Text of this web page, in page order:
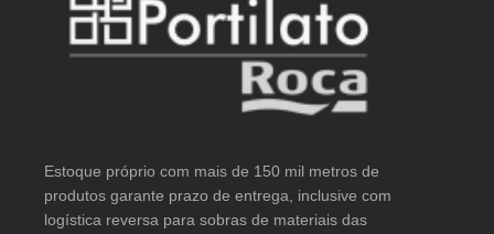
Estoque próprio com mais de 150 mil metros de
produtos garante prazo de entrega, inclusive com
logística reversa para sobras de materiais das